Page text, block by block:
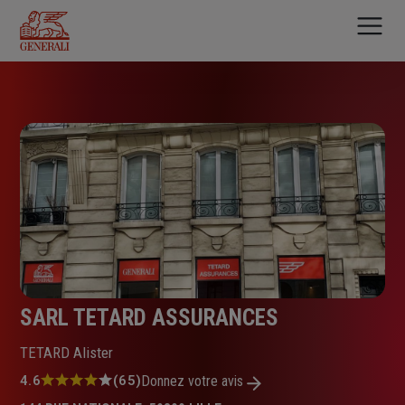
contenu
principal
SARL TETARD ASSURANCES
TETARD Alister
Note
4.6 (65)Donnez votre avis